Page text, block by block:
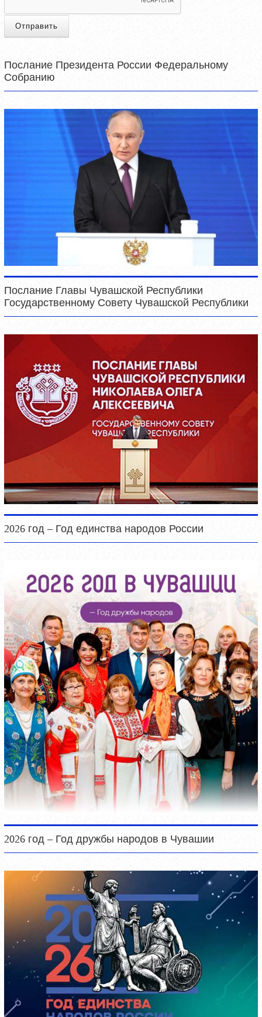
Отправить
Послание Президента России Федеральному
Собранию
Послание Главы Чувашской Республики
Государственному Совету Чувашской Республики
2026 год – Год единства народов России
2026 год – Год дружбы народов в Чувашии